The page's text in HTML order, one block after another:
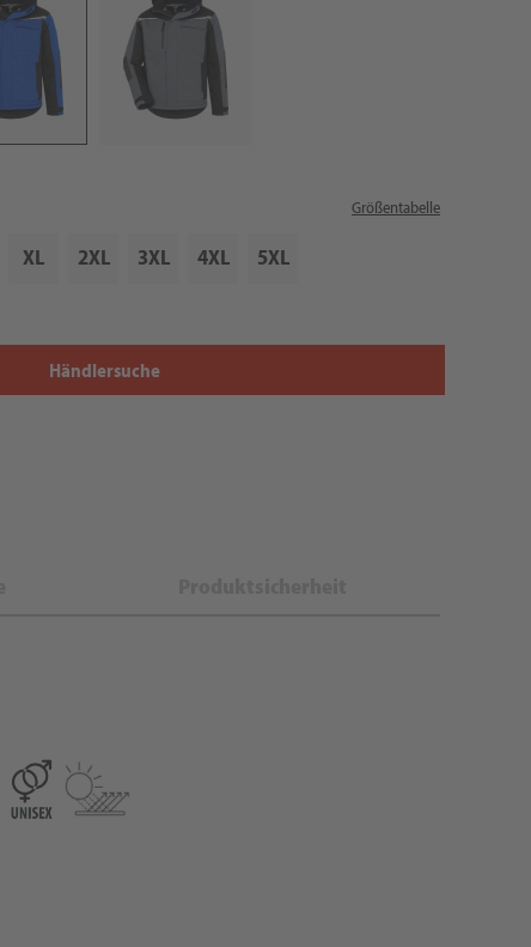
Größentabelle
XL 2XL 3XL 4XL 5XL
Händlersuche